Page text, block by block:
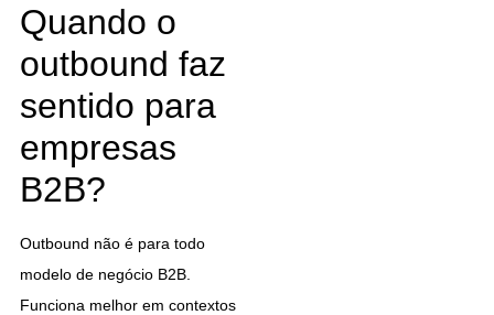
Quando o
outbound faz
sentido para
empresas
B2B?
Outbound não é para todo
modelo de negócio B2B.
Funciona melhor em contextos